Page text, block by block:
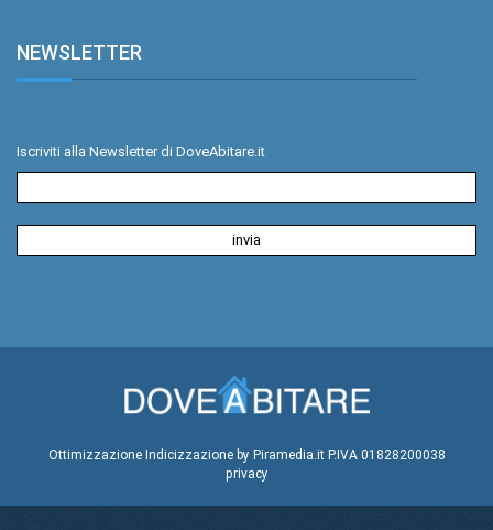
NEWSLETTER.
Iscriviti alla Newsletter di DoveAbitare.it
Ottimizzazione Indicizzazione by Piramedia.itP.IVA 01828200038
privacy